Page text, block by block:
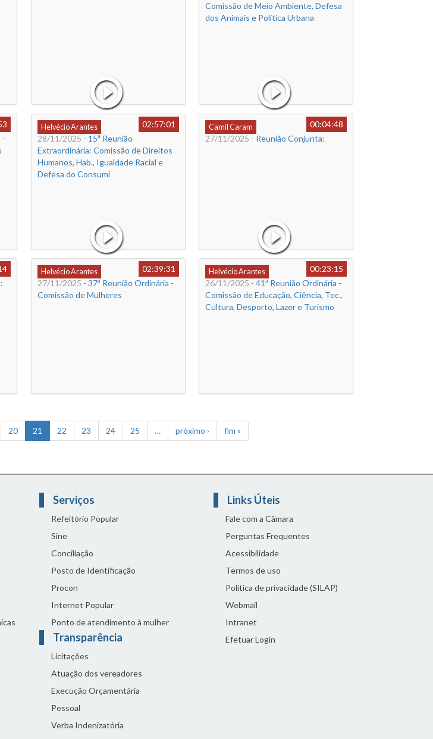
Comissão de Meio Ambiente, Defesa
dos Animais e Política Urbana
-
Helvécio Arantes
02:57:01
28/11/2025 - 15ª Reunião
Extraordinária: Comissão de Direitos
Humanos, Hab., Igualdade Racial e
Defesa do Consumi
Camil Caram
00:04:48
27/11/2025 - Reunião Conjunta:
Helvécio Arantes
02:39:31
27/11/2025 - 37ª Reunião Ordinária -
Comissão de Mulheres
Helvécio Arantes
00:23:15
26/11/2025 - 41ª Reunião Ordinária -
Comissão de Educação, Ciência, Tec.,
Cultura, Desporto, Lazer e Turismo
20 21 22 23 24 25 … próximo › fim »
Serviços
Refeitório Popular
Sine
Conciliação
Posto de Identificação
Procon
Internet Popular
Ponto de atendimento à mulher
Transparência
Licitações
Atuação dos vereadores
Execução Orçamentária
Pessoal
Verba Indenizatória
Links Úteis
Fale com a Câmara
Perguntas Frequentes
Acessibilidade
Termos de uso
Política de privacidade (SILAP)
Webmail
Intranet
Efetuar Login